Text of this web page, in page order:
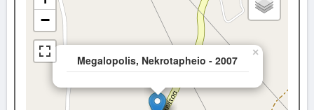
Megalopolis, Nekrotapheio - 2007
×
−